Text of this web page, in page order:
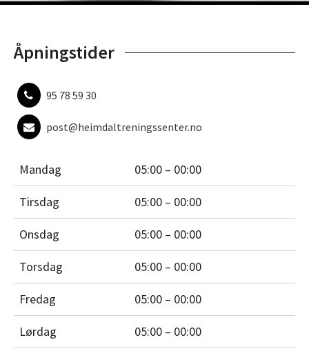
Åpningstider
95 78 59 30
post@heimdaltreningssenter.no
Mandag 05:00 – 00:00
Tirsdag 05:00 – 00:00
Onsdag 05:00 – 00:00
Torsdag 05:00 – 00:00
Fredag 05:00 – 00:00
Lørdag 05:00 – 00:00